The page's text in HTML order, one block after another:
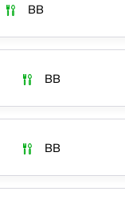
BB
BB
BB